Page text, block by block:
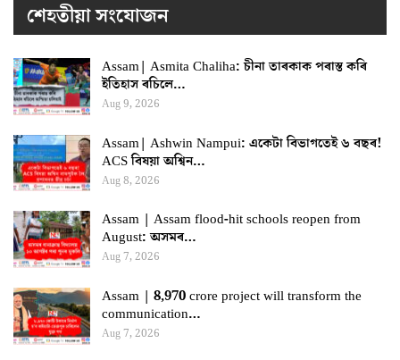
শেহতীয়া সংযোজন
Assam| Asmita Chaliha: চীনা তাৰকাক পৰাস্ত কৰি
ইতিহাস ৰচিলে…
Aug 9, 2026
Assam| Ashwin Nampui: একেটা বিভাগতেই ৬ বছৰ!
ACS বিষয়া অশ্বিন…
Aug 8, 2026
Assam | Assam flood-hit schools reopen from
August: অসমৰ…
Aug 7, 2026
Assam | 8,970 crore project will transform the
communication…
Aug 7, 2026